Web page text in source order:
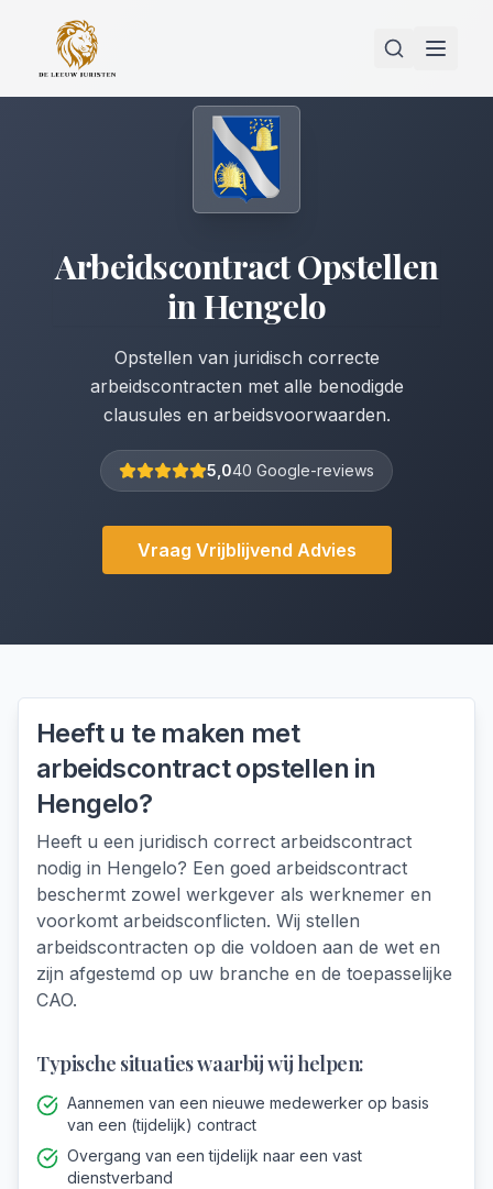
Arbeidscontract Opstellen
inHengelo
Opstellen van juridisch correcte
arbeidscontracten met alle benodigde
clausules en arbeidsvoorwaarden.
5,040 Google-reviews
Vraag Vrijblijvend Advies
Heeft u te maken met
arbeidscontract opstellen in
Hengelo?
Heeft u een juridisch correct arbeidscontract
nodig in Hengelo? Een goed arbeidscontract
beschermt zowel werkgever als werknemer en
voorkomt arbeidsconflicten. Wij stellen
arbeidscontracten op die voldoen aan de wet en
zijn afgestemd op uw branche en de toepasselijke
CAO.
Typische situaties waarbij wij helpen:
Aannemen van een nieuwe medewerker op basis
van een (tijdelijk) contract
Overgang van een tijdelijk naar een vast
dienstverband